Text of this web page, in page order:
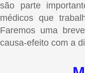
são parte
médicos que
Faremos uma
causa-efeito com a